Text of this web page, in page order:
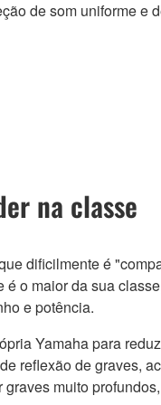
de som uniforme e
na classe
dificilmente é
o maior da sua
e potência.
Yamaha para
reflexão de graves,
muito